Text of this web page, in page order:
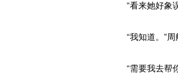
“看来她好象
“我知道。”周
“需要我去帮